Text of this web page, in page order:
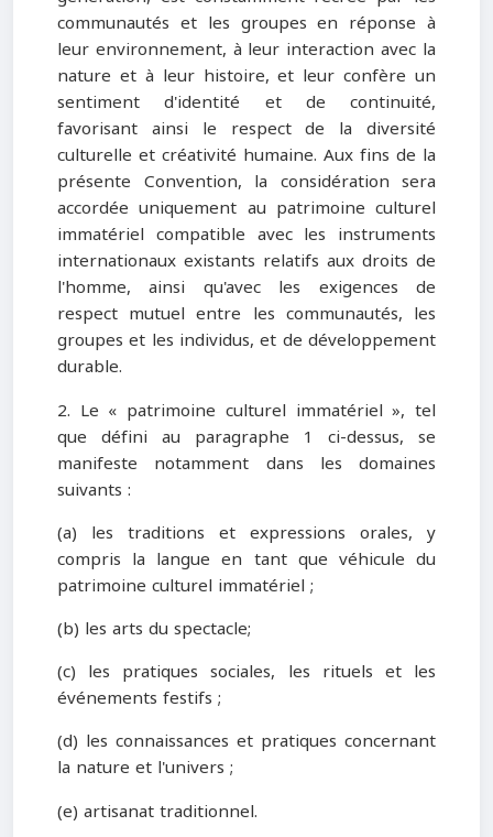
communautés et les groupes en réponse à
leur environnement, à leur interaction avec la
nature et à leur histoire, et leur confère un
sentiment d'identité et de continuité,
favorisant ainsi le respect de la diversité
culturelle et créativité humaine. Aux fins de la
présente Convention, la considération sera
accordée uniquement au patrimoine culturel
immatériel compatible avec les instruments
internationaux existants relatifs aux droits de
l'homme, ainsi qu'avec les exigences de
respect mutuel entre les communautés, les
groupes et les individus, et de développement
durable.
2. Le « patrimoine culturel immatériel », tel
que défini au paragraphe 1 ci-dessus, se
manifeste notamment dans les domaines
suivants :
(a) les traditions et expressions orales, y
compris la langue en tant que véhicule du
patrimoine culturel immatériel ;
(b) les arts du spectacle;
(c) les pratiques sociales, les rituels et les
événements festifs ;
(d) les connaissances et pratiques concernant
la nature et l'univers ;
(e) artisanat traditionnel.